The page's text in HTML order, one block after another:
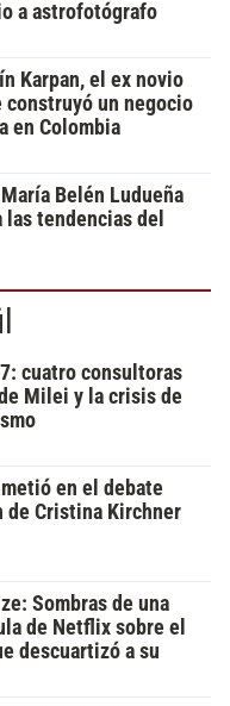
a astrofotógrafo
Karpan, el ex novio
construyó un negocio
en Colombia
Belén Ludueña
tendencias del
cuatro consultoras
Milei y la crisis de
en el debate
Cristina Kirchner
Sombras de una
de Netflix sobre el
descuartizó a su